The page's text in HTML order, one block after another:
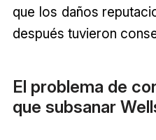
que los daños
después tuvieron
El problema de
que subsanar